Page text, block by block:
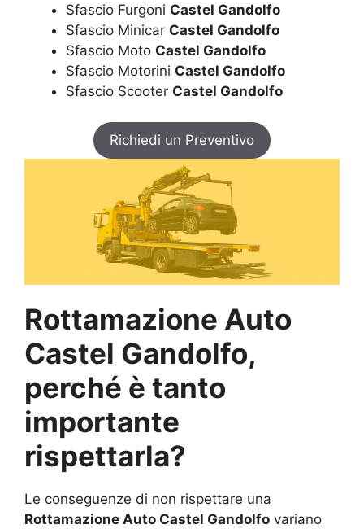
Sfascio Furgoni Castel Gandolfo
Sfascio Minicar Castel Gandolfo
Sfascio Moto Castel Gandolfo
Sfascio Motorini Castel Gandolfo
Sfascio Scooter Castel Gandolfo
Richiedi un Preventivo
Rottamazione Auto
Castel Gandolfo,
perché è tanto
importante
rispettarla?
Le conseguenze di non rispettare una
Rottamazione Auto Castel Gandolfo variano